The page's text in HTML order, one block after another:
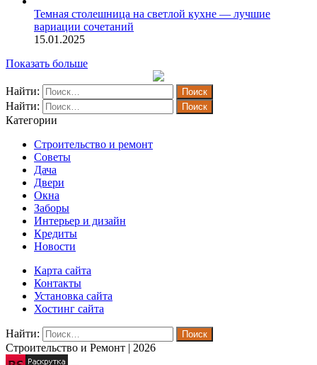
Темная столешница на светлой кухне — лучшие
вариации сочетаний
15.01.2025
Показать больше
Найти:
Найти:
Категории
Строительство и ремонт
Советы
Дача
Двери
Окна
Заборы
Интерьер и дизайн
Кредиты
Новости
Карта сайта
Контакты
Установка сайта
Хостинг сайта
Найти:
Строительство и Ремонт | 2026